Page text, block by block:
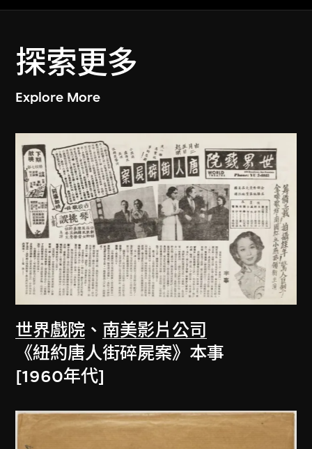
探索更多
Explore More
世界戲院 、 南美影片公司
《紐約唐人街碎屍案》本事
[1960年代]